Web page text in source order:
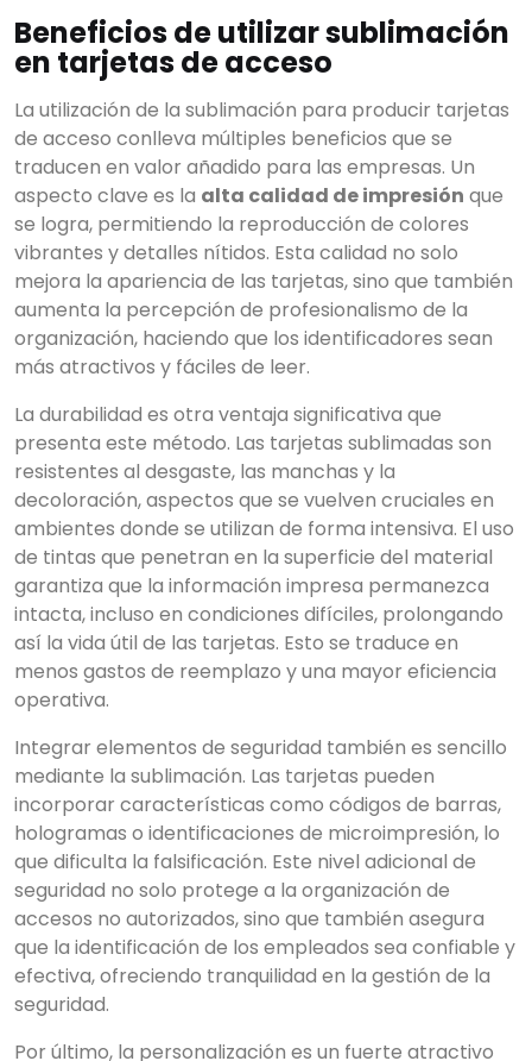
Buscar
CATEGORIAS
Beneficios de utilizar sublimación
en tarjetas de acceso
La utilización de la sublimación para producir tarjetas
de acceso conlleva múltiples beneficios que se
traducen en valor añadido para las empresas. Un
aspecto clave es la alta calidad de impresión que
se logra, permitiendo la reproducción de colores
vibrantes y detalles nítidos. Esta calidad no solo
mejora la apariencia de las tarjetas, sino que también
aumenta la percepción de profesionalismo de la
organización, haciendo que los identificadores sean
más atractivos y fáciles de leer.
La durabilidad es otra ventaja significativa que
presenta este método. Las tarjetas sublimadas son
resistentes al desgaste, las manchas y la
decoloración, aspectos que se vuelven cruciales en
ambientes donde se utilizan de forma intensiva. El uso
de tintas que penetran en la superficie del material
garantiza que la información impresa permanezca
intacta, incluso en condiciones difíciles, prolongando
así la vida útil de las tarjetas. Esto se traduce en
menos gastos de reemplazo y una mayor eficiencia
operativa.
Integrar elementos de seguridad también es sencillo
mediante la sublimación. Las tarjetas pueden
incorporar características como códigos de barras,
hologramas o identificaciones de microimpresión, lo
que dificulta la falsificación. Este nivel adicional de
seguridad no solo protege a la organización de
accesos no autorizados, sino que también asegura
que la identificación de los empleados sea confiable y
efectiva, ofreciendo tranquilidad en la gestión de la
seguridad.
Por último, la personalización es un fuerte atractivo